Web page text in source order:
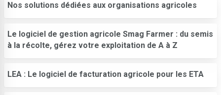
Nos solutions dédiées aux organisations agricoles
Le logiciel de gestion agricole Smag Farmer : du semis
à la récolte, gérez votre exploitation de A à Z
LEA : Le logiciel de facturation agricole pour les ETA